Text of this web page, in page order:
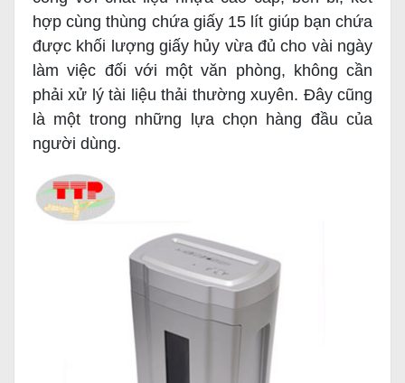
hợp cùng thùng chứa giấy 15 lít giúp bạn chứa
được khối lượng giấy hủy vừa đủ cho vài ngày
làm việc đối với một văn phòng, không cần
phải xử lý tài liệu thải thường xuyên. Đây cũng
là một trong những lựa chọn hàng đầu của
người dùng.